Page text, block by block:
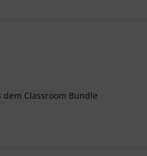
dem Classroom Bundle